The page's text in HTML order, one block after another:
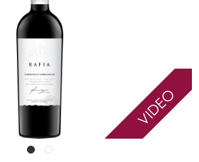
VIDEO